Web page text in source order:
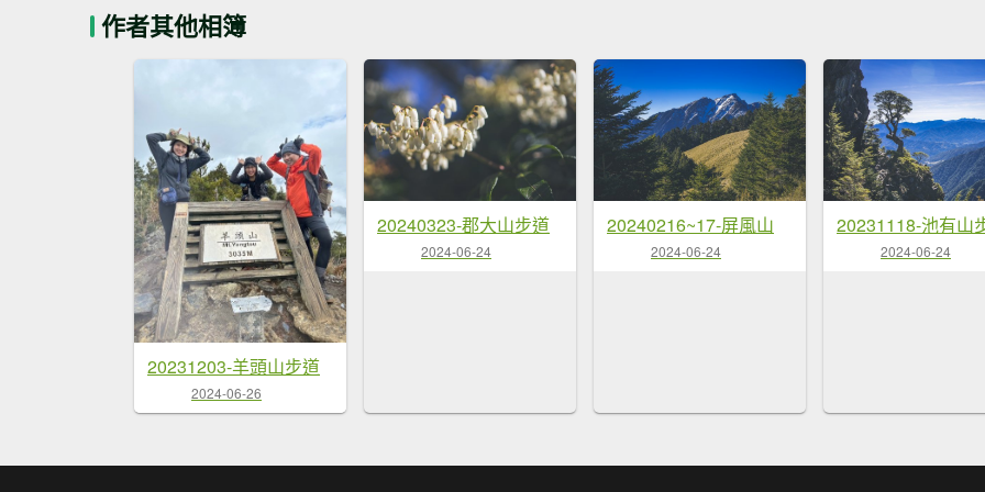
作者其他相簿
20231203-羊頭山步道
2024-06-26
20240323-郡大山步道
2024-06-24
20240216~17-屏風山
2024-06-24
20231118-池有山
2024-06-24